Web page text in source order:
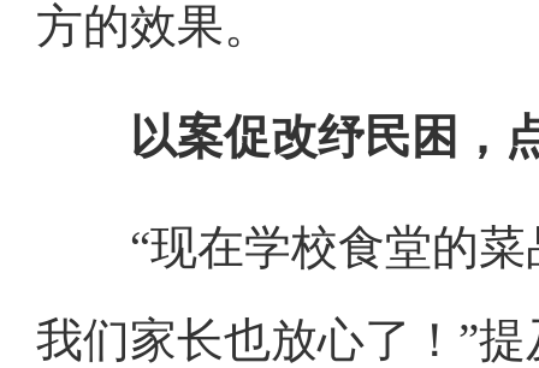
方的效果。
以案促改纾民困，
“现在学校食堂的菜
我们家长也放心了！”